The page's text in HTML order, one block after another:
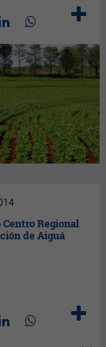
Regional
de Aiguá